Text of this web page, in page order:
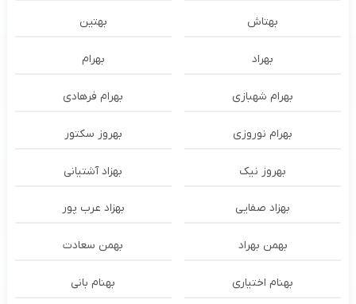
بهتاش بهتین
بهراد بهرام
بهرام شهبازی بهرام فرهادی
بهرام نوروزی بهروز سکتور
بهروز نیک بهزاد آشتیانی
بهزاد صفایی بهزاد عرب پور
بهمن بهراد بهمن سعادت
بهنام اختیاری بهنام بانی